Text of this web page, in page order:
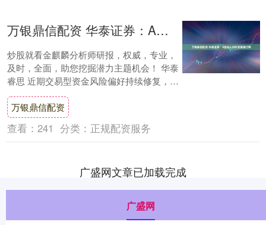
万银鼎信配资 华泰证券：A股进入内外变量窗口期
炒股就看金麒麟分析师研报，权威，专业，
及时，全面，助您挖掘潜力主题机会！ 华泰
睿思 近期交易型资金风险偏好持续修复，A
股市场呈现“技术性突破”，短期顺应情绪，
但....
万银鼎信配资
查看： 241 分类： 正规配资服务
广盛网文章已加载完成
广盛网